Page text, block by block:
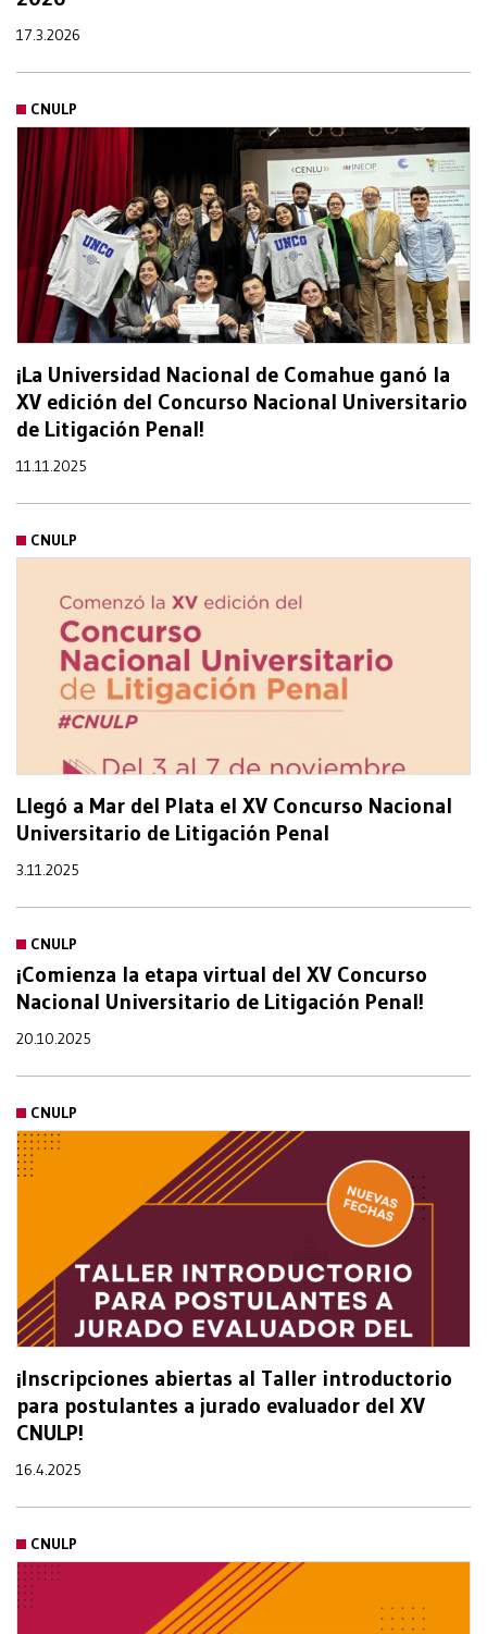
17.3.2026
CNULP
¡La Universidad Nacional de Comahue ganó la
XV edición del Concurso Nacional Universitario
de Litigación Penal!
11.11.2025
CNULP
Llegó a Mar del Plata el XV Concurso Nacional
Universitario de Litigación Penal
3.11.2025
CNULP
¡Comienza la etapa virtual del XV Concurso
Nacional Universitario de Litigación Penal!
20.10.2025
CNULP
¡Inscripciones abiertas al Taller introductorio
para postulantes a jurado evaluador del XV
CNULP!
16.4.2025
CNULP